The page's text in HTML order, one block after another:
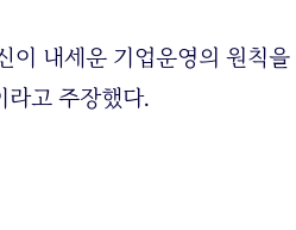
이 내세운 기업운영의 원칙
라고 주장했다.